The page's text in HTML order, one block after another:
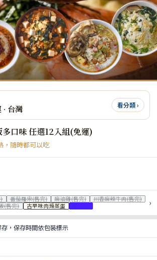
台灣 看分類 ›
多口味 任選12入組(免運)
，隨時都可以吃
番茄羅宋(售完) 麻油雞(售完)
川香麻辣牛肉(售完)
(售完)
古早味肉燥蒸蛋 ›
，保存時間依包裝標示